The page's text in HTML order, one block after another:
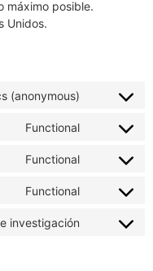
máximo posible.
Unidos.
(anonymous)
Functional
Functional
Functional
investigación